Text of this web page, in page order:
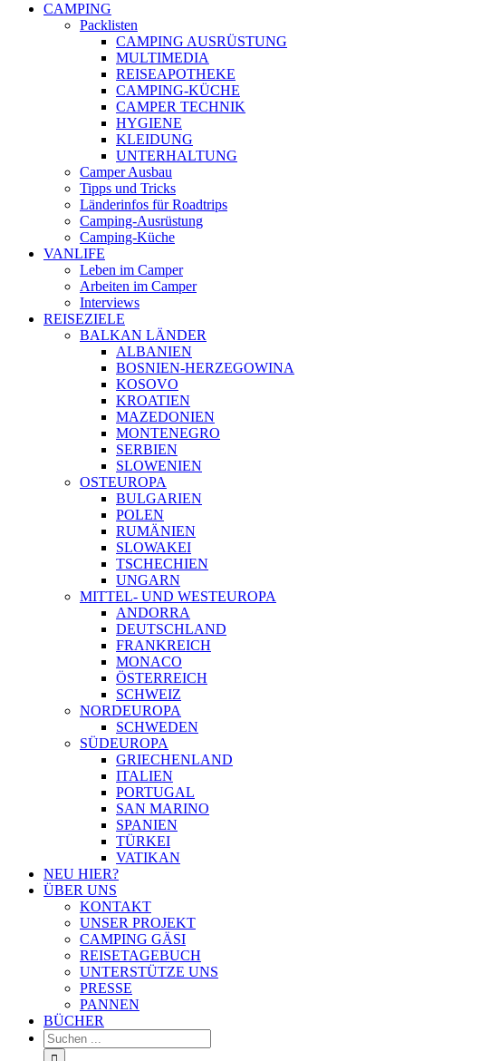
CAMPING
Packlisten
CAMPING AUSRÜSTUNG
MULTIMEDIA
REISEAPOTHEKE
CAMPING-KÜCHE
CAMPER TECHNIK
HYGIENE
KLEIDUNG
UNTERHALTUNG
Camper Ausbau
Tipps und Tricks
Länderinfos für Roadtrips
Camping-Ausrüstung
Camping-Küche
VANLIFE
Leben im Camper
Arbeiten im Camper
Interviews
REISEZIELE
BALKAN LÄNDER
ALBANIEN
BOSNIEN-HERZEGOWINA
KOSOVO
KROATIEN
MAZEDONIEN
MONTENEGRO
SERBIEN
SLOWENIEN
OSTEUROPA
BULGARIEN
POLEN
RUMÄNIEN
SLOWAKEI
TSCHECHIEN
UNGARN
MITTEL- UND WESTEUROPA
ANDORRA
DEUTSCHLAND
FRANKREICH
MONACO
ÖSTERREICH
SCHWEIZ
NORDEUROPA
SCHWEDEN
SÜDEUROPA
GRIECHENLAND
ITALIEN
PORTUGAL
SAN MARINO
SPANIEN
TÜRKEI
VATIKAN
NEU HIER?
ÜBER UNS
KONTAKT
UNSER PROJEKT
CAMPING GÄSI
REISETAGEBUCH
UNTERSTÜTZE UNS
PRESSE
PANNEN
BÜCHER
Suche
nach: